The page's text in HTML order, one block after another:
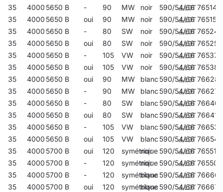
35
4000 5650 B - 90 MW noir 590/54/66 765148
35
4000 5650 B oui 90 MW noir 590/54/66 765155
35
4000 5650 B - 80 SW noir 590/54/66 765247
35
4000 5650 B oui 80 SW noir 590/54/66 765254
35
4000 5650 B - 105 VW noir 590/54/66 765377
35
4000 5650 B oui 105 VW noir 590/54/66 765384
35
4000 5650 B oui 90 MW blanc 590/54/66 766282
35
4000 5650 B - 90 MW blanc 590/54/66 766275
35
4000 5650 B - 80 SW blanc 590/54/66 766404
35
4000 5650 B oui 80 SW blanc 590/54/66 766411
35
4000 5650 B - 105 VW blanc 590/54/66 766534
35
4000 5650 B oui 105 VW blanc 590/54/66 766541
35
4000 5700 B oui 120 symétrique
noir 590/54/66 765513
35
4000 5700 B - 120 symétrique
noir 590/54/66 765506
35
4000 5700 B - 120 symétrique
blanc 590/54/66 766664
35
4000 5700 B oui 120 symétrique
blanc 590/54/66 766671